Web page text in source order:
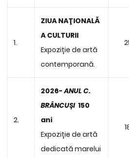
1.
ZIUA NAŢIONALĂ
A CULTURII
Expoziție de artă
contemporană.
2.
2026-ANUL C.
BRÂNCUȘI 150
ani
Expoziție de artă
dedicată marelui